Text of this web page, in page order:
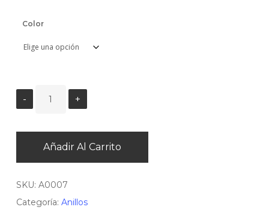
Color
Añadir Al Carrito
SKU: A0007
Categoría: Anillos